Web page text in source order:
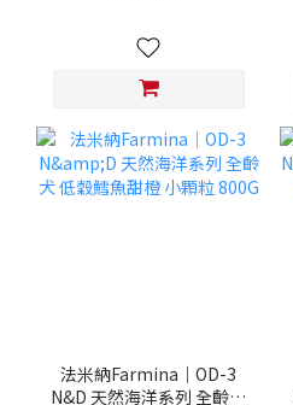
法米納Farmina｜OD-3
N&D 天然海洋系列 全齡犬